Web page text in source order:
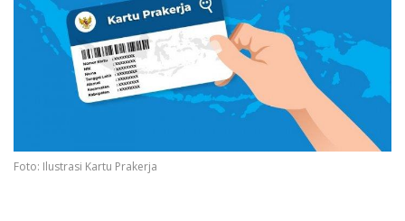
Foto: Ilustrasi Kartu Prakerja